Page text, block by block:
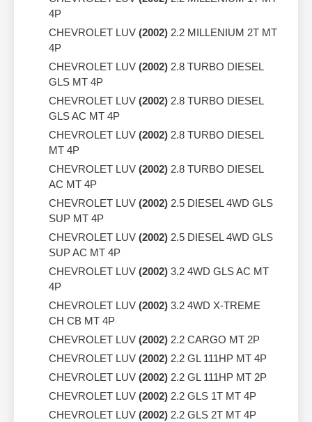
4P
CHEVROLET LUV (2002) 2.2 MILLENIUM 2T MT
4P
CHEVROLET LUV (2002) 2.8 TURBO DIESEL
GLS MT 4P
CHEVROLET LUV (2002) 2.8 TURBO DIESEL
GLS AC MT 4P
CHEVROLET LUV (2002) 2.8 TURBO DIESEL
MT 4P
CHEVROLET LUV (2002) 2.8 TURBO DIESEL
AC MT 4P
CHEVROLET LUV (2002) 2.5 DIESEL 4WD GLS
SUP MT 4P
CHEVROLET LUV (2002) 2.5 DIESEL 4WD GLS
SUP AC MT 4P
CHEVROLET LUV (2002) 3.2 4WD GLS AC MT
4P
CHEVROLET LUV (2002) 3.2 4WD X-TREME
CH CB MT 4P
CHEVROLET LUV (2002) 2.2 CARGO MT 2P
CHEVROLET LUV (2002) 2.2 GL 111HP MT 4P
CHEVROLET LUV (2002) 2.2 GL 111HP MT 2P
CHEVROLET LUV (2002) 2.2 GLS 1T MT 4P
CHEVROLET LUV (2002) 2.2 GLS 2T MT 4P